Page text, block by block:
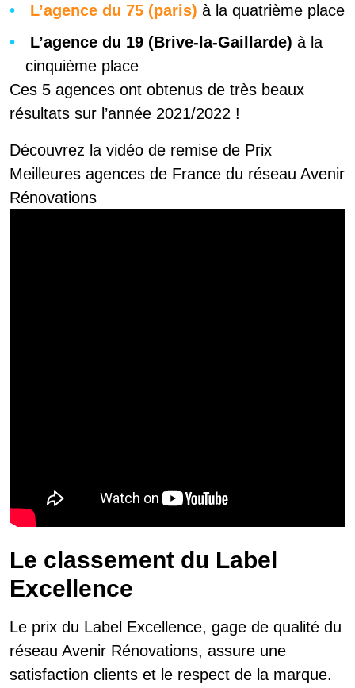
L’agence du 75 (paris) à la quatrième place
L’agence du 19 (Brive-la-Gaillarde) à la
cinquième place
Ces 5 agences ont obtenus de très beaux
résultats sur l’année 2021/2022 !
Découvrez la vidéo de remise de Prix
Meilleures agences de France du réseau Avenir
Rénovations
Le classement du Label
Excellence
Le prix du Label Excellence, gage de qualité du
réseau Avenir Rénovations, assure une
satisfaction clients et le respect de la marque.